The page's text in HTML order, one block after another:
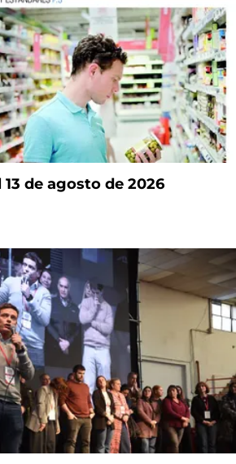
13 de agosto de 2026